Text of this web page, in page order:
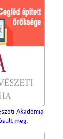
Akadémia
meg.